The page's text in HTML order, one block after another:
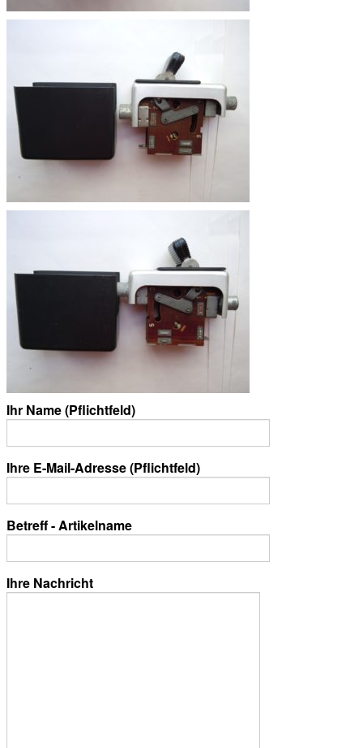
Ihr Name (Pflichtfeld)
Ihre E-Mail-Adresse (Pflichtfeld)
Betreff - Artikelname
Ihre Nachricht